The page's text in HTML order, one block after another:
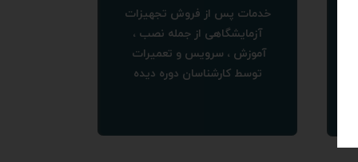
خدمات پس از فروش تجهیزات
آزمایشگاهی از جمله نصب ،
آموزش ، سرویس و تعمیرات
توسط کارشناسان دوره دیده ​​​​​​​